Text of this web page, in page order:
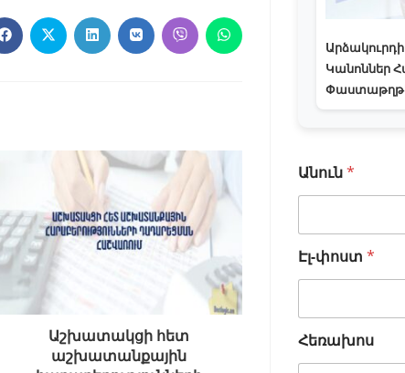
Աշխատակցի հետ
աշխատանքային
Կանոններ
Անուն*
Էլ-փոստ *
Հեռախոս